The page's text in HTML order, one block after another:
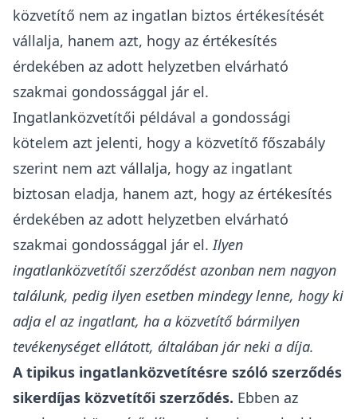
közvetítő nem az ingatlan biztos értékesítését
vállalja, hanem azt, hogy az értékesítés
érdekében az adott helyzetben elvárható
szakmai gondossággal jár el.
Ingatlanközvetítői példával a gondossági
kötelem azt jelenti, hogy a közvetítő főszabály
szerint nem azt vállalja, hogy az ingatlant
biztosan eladja, hanem azt, hogy az értékesítés
érdekében az adott helyzetben elvárható
szakmai gondossággal jár el.Ilyen
ingatlanközvetítői szerződést azonban nem nagyon
találunk, pedig ilyen esetben mindegy lenne, hogy ki
adja el az ingatlant, ha a közvetítő bármilyen
tevékenységet ellátott, általában jár neki a díja.
A tipikus ingatlanközvetítésre szóló szerződés
sikerdíjas közvetítői szerződés. Ebben az